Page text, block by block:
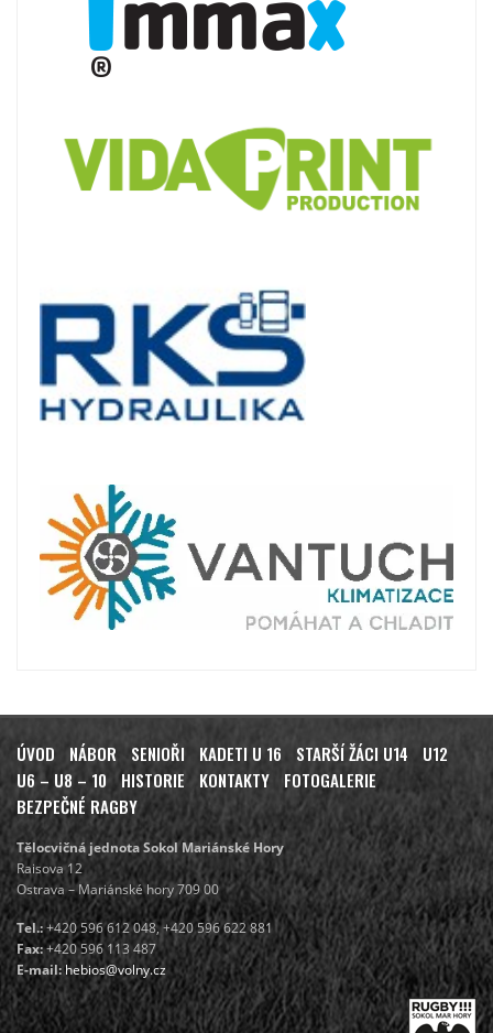
ÚVOD NÁBOR SENIOŘI KADETI U 16 STARŠÍ ŽÁCI U14
U12
U6 – U8 – 10 HISTORIE KONTAKTY
FOTOGALERIE
BEZPEČNÉ RAGBY
Tělocvičná jednota Sokol Mariánské Hory
Raisova 12
Ostrava – Mariánské hory 709 00
Tel.:+420 596 612 048, +420 596 622 881
Fax:+420 596 113 487
E-mail:hebios@volny.cz